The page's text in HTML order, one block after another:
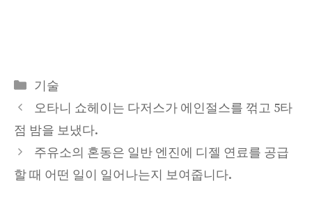
Categories
기술
오타니 쇼헤이는 다저스가 에인절스를 꺾고 5타
점 밤을 보냈다.
주유소의 혼동은 일반 엔진에 디젤 연료를 공급
할 때 어떤 일이 일어나는지 보여줍니다.